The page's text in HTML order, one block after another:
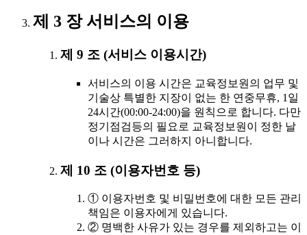
제 3 장 서비스의 이용
제 9 조 (서비스 이용시간)
서비스의 이용 시간은 교육정보원의 업무 및
기술상 특별한 지장이 없는 한 연중무휴, 1일
24시간(00:00-24:00)을 원칙으로 합니다. 다만
정기점검등의 필요로 교육정보원이 정한 날
이나 시간은 그러하지 아니합니다.
제 10 조 (이용자번호 등)
① 이용자번호 및 비밀번호에 대한 모든 관리
책임은 이용자에게 있습니다.
② 명백한 사유가 있는 경우를 제외하고는 이